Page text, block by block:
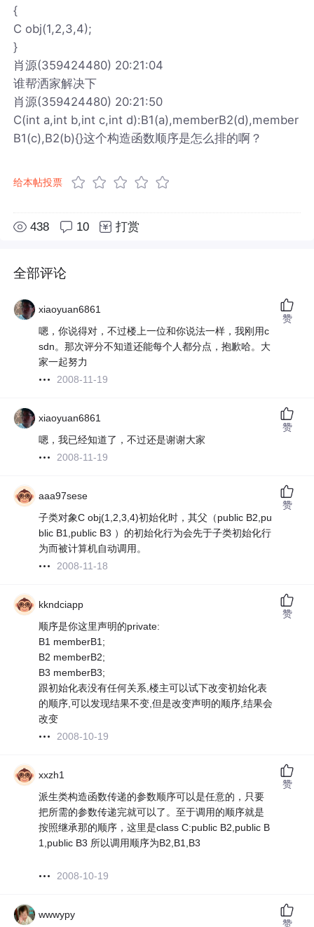
{
C obj(1,2,3,4);
}
肖源(359424480) 20:21:04
谁帮洒家解决下
肖源(359424480) 20:21:50
C(int a,int b,int c,int d):B1(a),memberB2(d),member
B1(c),B2(b){}这个构造函数顺序是怎么排的啊？
给本帖投票
438 10 打赏
全部评论
xiaoyuan6861
嗯，你说得对，不过楼上一位和你说法一样，我刚用c
sdn。那次评分不知道还能每个人都分点，抱歉哈。大
家一起努力
2008-11-19
赞
xiaoyuan6861
嗯，我已经知道了，不过还是谢谢大家
2008-11-19
赞
aaa97sese
子类对象C obj(1,2,3,4)初始化时，其父（public B2,pu
blic B1,public B3 ）的初始化行为会先于子类初始化行
为而被计算机自动调用。
2008-11-18
赞
kkndciapp
顺序是你这里声明的private:
B1 memberB1;
B2 memberB2;
B3 memberB3;
跟初始化表没有任何关系,楼主可以试下改变初始化表
的顺序,可以发现结果不变,但是改变声明的顺序,结果会
改变
2008-10-19
赞
xxzh1
派生类构造函数传递的参数顺序可以是任意的，只要
把所需的参数传递完就可以了。至于调用的顺序就是
按照继承那的顺序，这里是class C:public B2,public B
1,public B3 所以调用顺序为B2,B1,B3
2008-10-19
赞
wwwypy
赞